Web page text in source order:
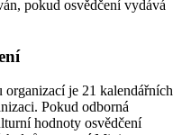
pokud osvědčení vydává
je 21 kalendářních
Pokud odborná
hodnoty osvědčení